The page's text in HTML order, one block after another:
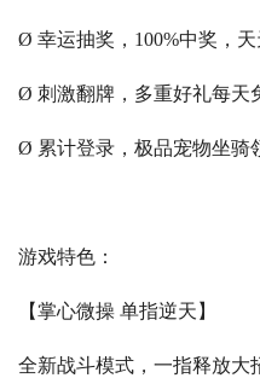
Ø 幸运抽奖，100%中奖，天
Ø 刺激翻牌，多重好礼每天
Ø 累计登录，极品宠物坐骑
游戏特色：
【掌心微操 单指逆天】
全新战斗模式，一指释放大